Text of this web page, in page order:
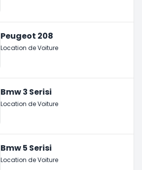
Peugeot 208
Location de Voiture
Bmw 3 Serisi
Location de Voiture
Bmw 5 Serisi
Location de Voiture